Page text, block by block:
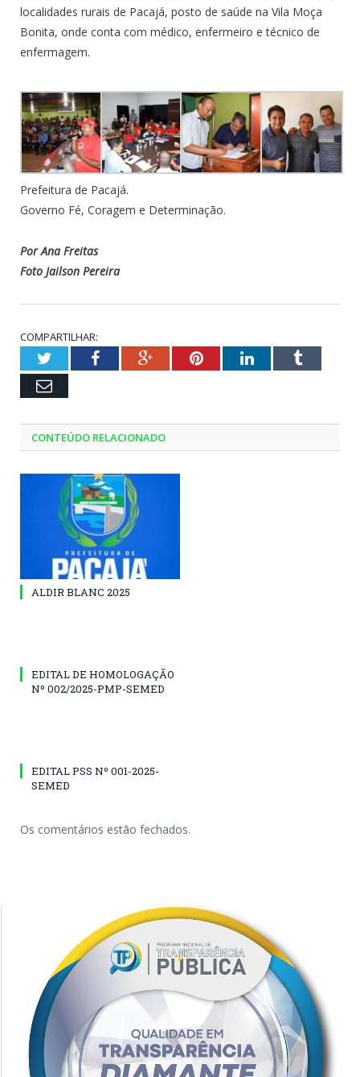
localidades rurais de Pacajá, posto de saúde na Vila Moça
Bonita, onde conta com médico, enfermeiro e técnico de
enfermagem.
Prefeitura de Pacajá.
Governo Fé, Coragem e Determinação.
Por Ana Freitas
Foto Jailson Pereira
COMPARTILHAR:
TwitterFacebookGoogle+PinterestLinkedInTumblr
Email
CONTEÚDO RELACIONADO
ALDIR BLANC 2025
EDITAL DE HOMOLOGAÇÃO
Nº 002/2025-PMP-SEMED
EDITAL PSS Nº 001-2025-
SEMED
Os comentários estão fechados.